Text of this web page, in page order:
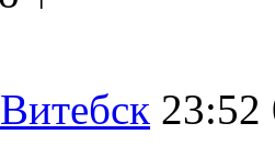
Витебск 23:52